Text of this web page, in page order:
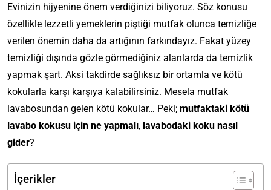
Evinizin hijyenine önem verdiğinizi biliyoruz. Söz konusu
özellikle lezzetli yemeklerin piştiği mutfak olunca temizliğe
verilen önemin daha da artığının farkındayız. Fakat yüzey
temizliği dışında gözle görmediğiniz alanlarda da temizlik
yapmak şart. Aksi takdirde sağlıksız bir ortamla ve kötü
kokularla karşı karşıya kalabilirsiniz. Mesela mutfak
lavabosundan gelen kötü kokular… Peki; mutfaktaki kötü
lavabo kokusu için ne yapmalı, lavabodaki koku nasıl
gider?
İçerikler